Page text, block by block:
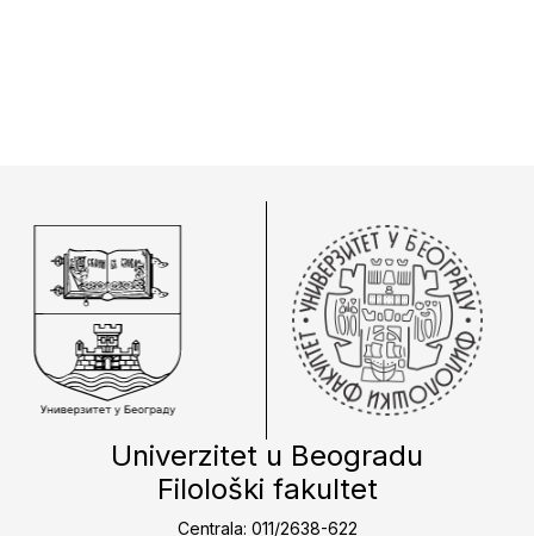
Univerzitet u Beogradu
Filološki fakultet
Centrala: 011/2638-622